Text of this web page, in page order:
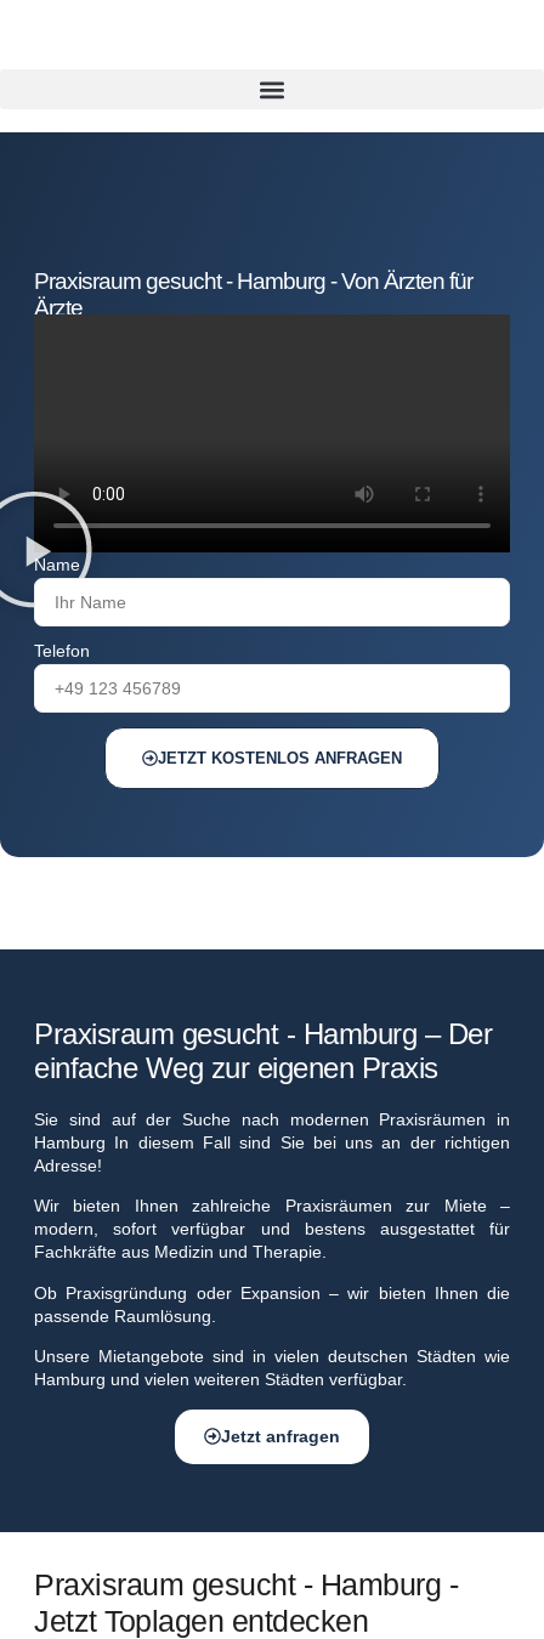
Praxisraum gesucht - Hamburg - Von Ärzten für
Ärzte
Name
Telefon
JETZT KOSTENLOS ANFRAGEN
Praxisraum gesucht - Hamburg – Der
einfache Weg zur eigenen Praxis
Sie sind auf der Suche nach modernen Praxisräumen in
Hamburg In diesem Fall sind Sie bei uns an der richtigen
Adresse!
Wir bieten Ihnen zahlreiche Praxisräumen zur Miete –
modern, sofort verfügbar und bestens ausgestattet für
Fachkräfte aus Medizin und Therapie.
Ob Praxisgründung oder Expansion – wir bieten Ihnen die
passende Raumlösung.
Unsere Mietangebote sind in vielen deutschen Städten wie
Hamburg und vielen weiteren Städten verfügbar.
Jetzt anfragen
Praxisraum gesucht - Hamburg -
Jetzt Toplagen entdecken